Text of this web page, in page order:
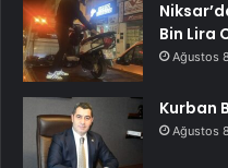
Bin Lira
Ağustos
Kurban
Ağustos